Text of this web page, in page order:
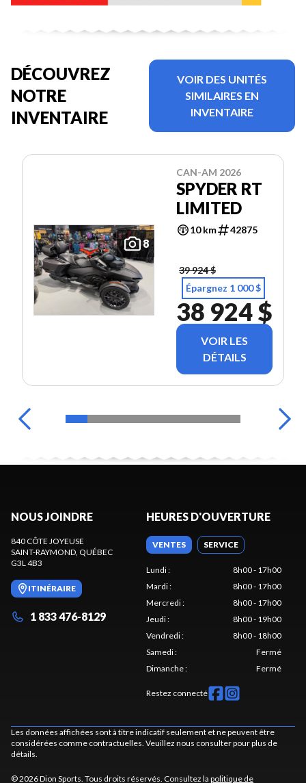
DÉCOUVREZ
NOTRE
INVENTAIRE
VOIR DES UNITÉS
SIMILAIRES EN
INVENTAIRE
8
CAN-AM 2026
SPYDER RT
LIMITED
10 km 42875
39 924 $
Épargnez 1 000 $
38 924 $
VOIR LES
DÉTAILS
NOUS JOINDRE
840 CÔTE JOYEUSE
SAINT-RAYMOND , QUÉBEC
G3L 4B3
ITINÉRAIRE
1 833 476-8129
HEURES D'OUVERTURE
VENTES SERVICE
Lundi:
8h00 - 17h00
Mardi:
8h00 - 17h00
Mercredi:
8h00 - 17h00
Jeudi:
8h00 - 19h00
Vendredi:
8h00 - 18h00
Samedi:
Fermé
Dimanche: Fermé
Restez connecté
Les données affichées sont à titre indicatif seulement et ne peuvent être
considérées comme contractuelles. Veuillez nous consulter pour plus de
détails.
© 2026 Dion Sports. Tous droits réservés. Consultez la politique de